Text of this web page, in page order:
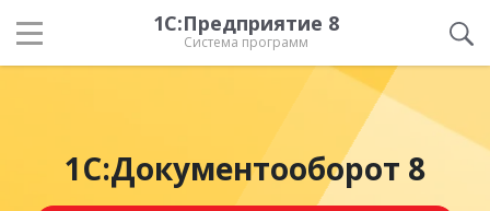
1С:Предприятие 8
Система программ
1С:Документооборот 8